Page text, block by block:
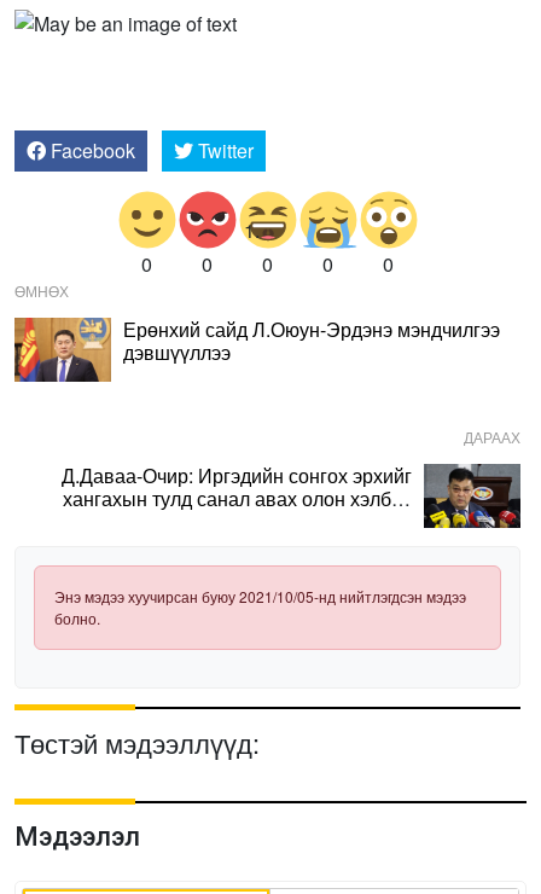
Facebook Twitter
0 0 0 0 0
ӨМНӨХ
Ерөнхий сайд Л.Оюун-Эрдэнэ мэндчилгээ
дэвшүүллээ
ДАРААХ
Д.Даваа-Очир: Иргэдийн сонгох эрхийг
хангахын тулд санал авах олон хэлбэр
Энэ мэдээ хуучирсан буюу 2021/10/05-нд нийтлэгдсэн мэдээ
болно.
Төстэй мэдээллүүд:
Мэдээлэл